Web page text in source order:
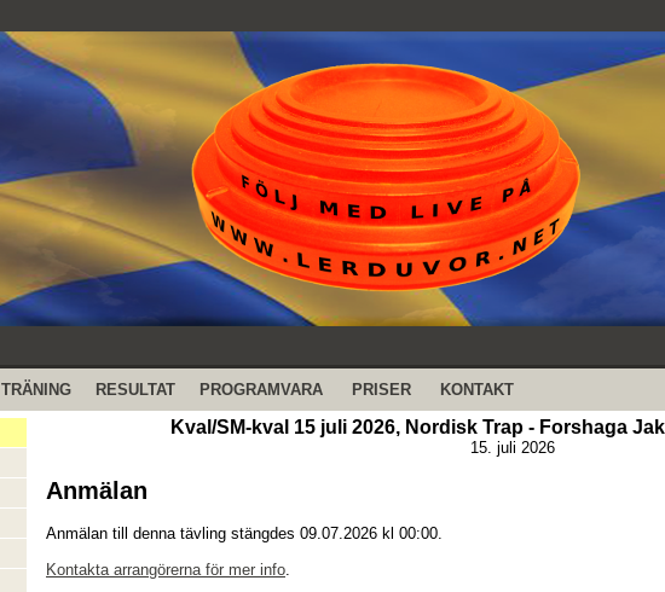
TRÄNING RESULTAT PROGRAMVARA PRISER KONTAKT
Kval/SM-kval 15 juli 2026, Nordisk Trap - Forshaga
15. juli 2026
Anmälan
Anmälan till denna tävling stängdes 09.07.2026 kl 00:00.
Kontakta arrangörerna för mer info.